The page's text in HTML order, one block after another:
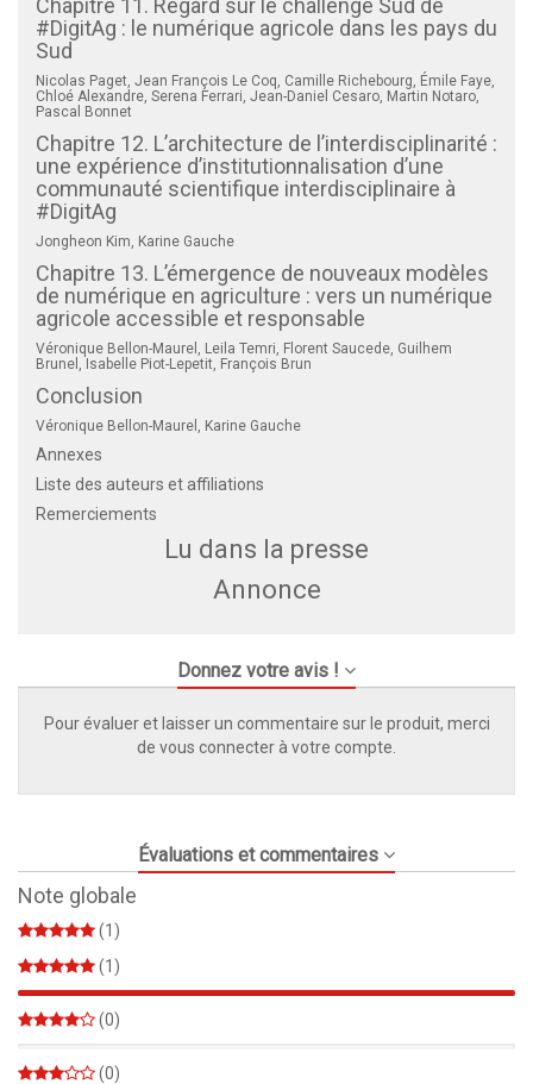
Chapitre 11. Regard sur le challenge Sud de
#DigitAg : le numérique agricole dans les pays du
Sud
Nicolas Paget, Jean François Le Coq, Camille Richebourg, Émile Faye,
Chloé Alexandre, Serena Ferrari, Jean-Daniel Cesaro, Martin Notaro,
Pascal Bonnet
Chapitre 12. L’architecture de l’interdisciplinarité :
une expérience d’institutionnalisation d’une
communauté scientifique interdisciplinaire à
#DigitAg
Jongheon Kim, Karine Gauche
Chapitre 13. L’émergence de nouveaux modèles
de numérique en agriculture : vers un numérique
agricole accessible et responsable
Véronique Bellon-Maurel, Leila Temri, Florent Saucede, Guilhem
Brunel, Isabelle Piot-Lepetit, François Brun
Conclusion
Véronique Bellon-Maurel, Karine Gauche
Annexes
Liste des auteurs et affiliations
Remerciements
Lu dans la presse
Annonce
Donnez votre avis !
Pour évaluer et laisser un commentaire sur le produit, merci
de vous connecter à votre compte.
Évaluations et commentaires
Note globale
(1)
(1)
100%
(0)
(0)